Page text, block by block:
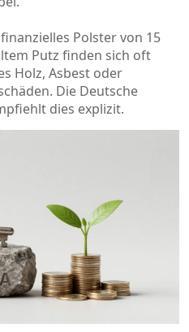
Polster von 15
Putz finden sich oft
Holz, Asbest oder
Die Deutsche
dies explizit.